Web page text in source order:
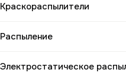
Краскораспылители
Распыление
Электростатическое